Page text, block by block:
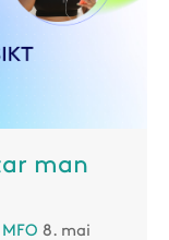
man
8. mai